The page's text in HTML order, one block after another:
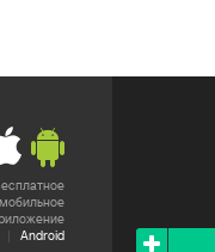
мобильное
| Android